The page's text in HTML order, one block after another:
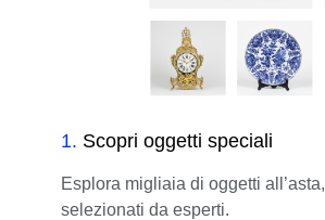
1. Scopri oggetti speciali
Esplora migliaia di oggetti all’asta,
selezionati da esperti.